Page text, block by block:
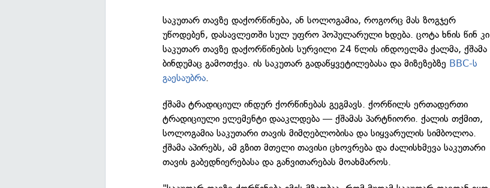
საკუთარ თავზე დაქორწინება, ან სოლოგამია, როგორც მას ზოგჯერ
უწოდებენ, დასავლეთში სულ უფრო პოპულარული ხდება. ცოტა ხნის წინ კი
საკუთარ თავზე დაქორწინების სურვილი 24 წლის ინდოელმა ქალმა, ქშამა
ბინდუმაც გამოთქვა. ის საკუთარ გადაწყვეტილებასა და მიზეზებზე BBC-ს
გაესაუბრა.
ქშამა ტრადიციულ ინდურ ქორწინებას გეგმავს. ქორწილს ერთადერთი
ტრადიციული ელემენტი დააკლდება — ქშამას პარტნიორი. ქალის თქმით,
სოლოგამია საკუთარი თავის მიმღებლობისა და სიყვარულის სიმბოლოა.
ქშამა აპირებს, ამ გზით მთელი თავისი ცხოვრება და ძალისხმევა საკუთარი
თავის გაბედნიერებასა და განვითარებას მოახმაროს.